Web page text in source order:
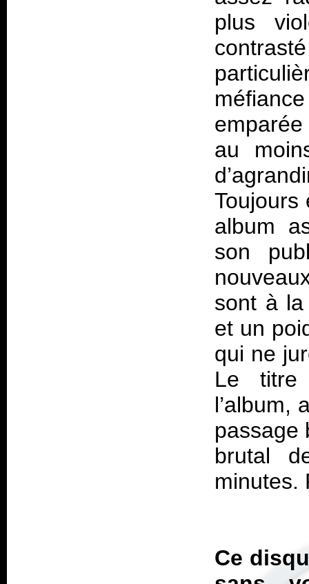
plus
au
album
son
sont à la
et un
qui ne
Le titre
l’album,
passage
brutal
minutes.
Ce